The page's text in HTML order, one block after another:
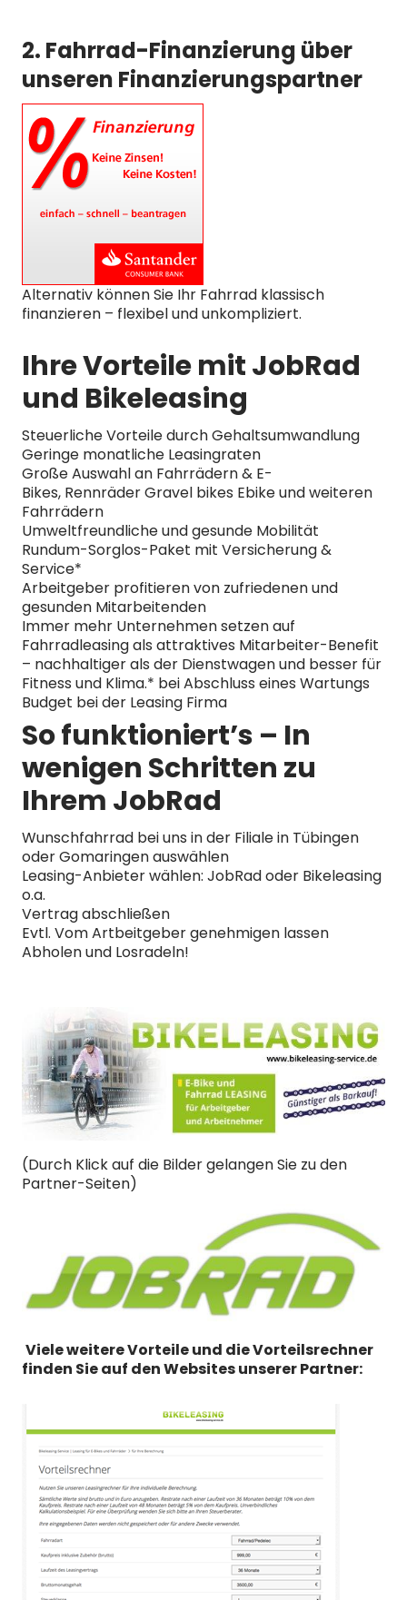
2. Fahrrad-Finanzierung über
unseren Finanzierungspartner
Alternativ können Sie Ihr Fahrrad klassisch
finanzieren – flexibel und unkompliziert.
Ihre Vorteile mit JobRad
und Bikeleasing
Steuerliche Vorteile durch Gehaltsumwandlung
Geringe monatliche Leasingraten
Große Auswahl an Fahrrädern & E-
Bikes, Rennräder Gravel bikes Ebike und weiteren
Fahrrädern
Umweltfreundliche und gesunde Mobilität
Rundum-Sorglos-Paket mit Versicherung &
Service*
Arbeitgeber profitieren von zufriedenen und
gesunden Mitarbeitenden
Immer mehr Unternehmen setzen auf
Fahrradleasing als attraktives Mitarbeiter-Benefit
– nachhaltiger als der Dienstwagen und besser für
Fitness und Klima.* bei Abschluss eines Wartungs
Budget bei der Leasing Firma
So funktioniert’s – In
wenigen Schritten zu
Ihrem JobRad
Wunschfahrrad bei uns in der Filiale in Tübingen
oder Gomaringen auswählen
Leasing-Anbieter wählen: JobRad oder Bikeleasing
o.a.
Vertrag abschließen
Evtl. Vom Artbeitgeber genehmigen lassen
Abholen und Losradeln!
(Durch Klick auf die Bilder gelangen Sie zu den
Partner-Seiten)
Viele weitere Vorteile und die Vorteilsrechner
finden Sie auf den Websites unserer Partner: